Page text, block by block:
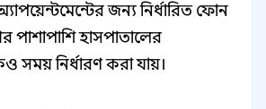
জন্য নির্ধারিত ফোন
পাশাপাশি হাসপাতালের
সময় নির্ধারণ করা যায়।